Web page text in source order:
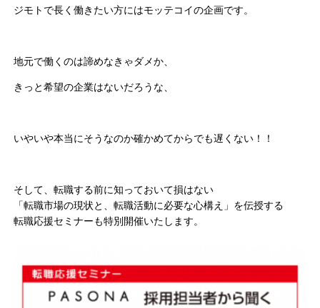
ジモトで長く働きたい方にはモッテコイの企画です。
地元で働くのは諦めなきゃダメか、
きっと希望の企業はないだろうな、
いやいや本当にそうなのか確かめてからでも遅くない！！
そして、転職する前に知っておいて損はない
「転職市場の現状と、転職活動に必要な心構え」を伝授する
転職応援セミナーも特別開催いたします。